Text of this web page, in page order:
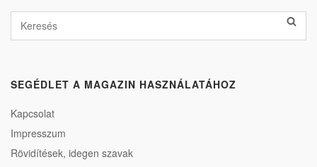
SEGÉDLET A MAGAZIN HASZNÁLATÁHOZ
Kapcsolat
Impresszum
Rövidítések, idegen szavak